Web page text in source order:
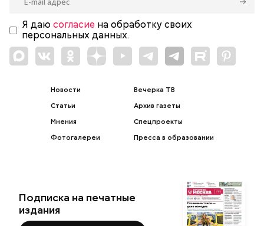
Я даю согласие на обработку своих
персональных данных.
Новости
Статьи
Мнения
Фотогалереи
Вечерка ТВ
Архив газеты
Спецпроекты
Пресса в образовании
Подписка на печатные
издания